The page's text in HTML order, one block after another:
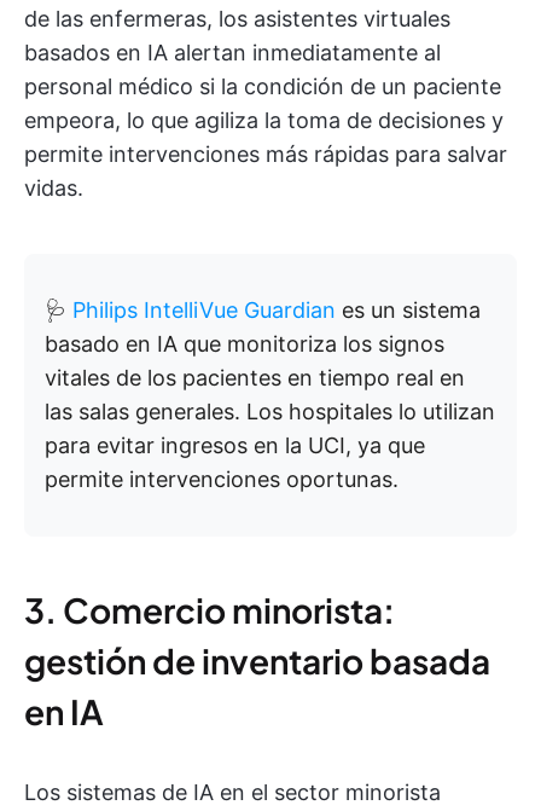
de las enfermeras, los asistentes virtuales
basados en IA alertan inmediatamente al
personal médico si la condición de un paciente
empeora, lo que agiliza la toma de decisiones y
permite intervenciones más rápidas para salvar
vidas.
🩺 Philips IntelliVue Guardian es un sistema
basado en IA que monitoriza los signos
vitales de los pacientes en tiempo real en
las salas generales. Los hospitales lo utilizan
para evitar ingresos en la UCI, ya que
permite intervenciones oportunas.
3. Comercio minorista:
gestión de inventario basada
en IA
Los sistemas de IA en el sector minorista